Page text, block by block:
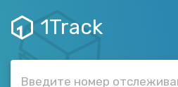
1Track